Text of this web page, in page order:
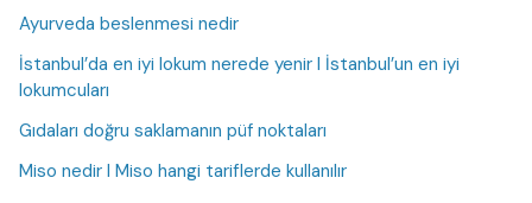
Ayurveda beslenmesi nedir
İstanbul’da en iyi lokum nerede yenir I İstanbul’un en iyi
lokumcuları
Gıdaları doğru saklamanın püf noktaları
Miso nedir I Miso hangi tariflerde kullanılır